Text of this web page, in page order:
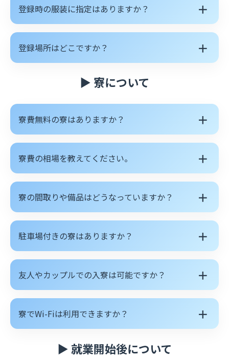
登録時の服装に指定はありますか？ ＋
登録場所はどこですか？ ＋
▶ 寮について
寮費無料の寮はありますか？ ＋
寮費の相場を教えてください。 ＋
寮の間取りや備品はどうなっていますか？ ＋
駐車場付きの寮はありますか？ ＋
友人やカップルでの入寮は可能ですか？ ＋
寮でWi-Fiは利用できますか？ ＋
▶ 就業開始後について